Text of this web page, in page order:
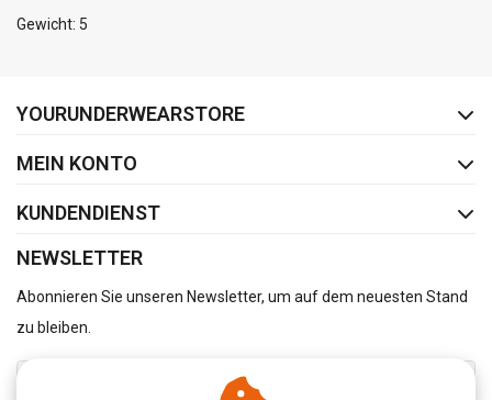
Gewicht: 5
YOURUNDERWEARSTORE
MEIN KONTO
KUNDENDIENST
NEWSLETTER
Abonnieren Sie unseren Newsletter, um auf dem neuesten Stand
zu bleiben.